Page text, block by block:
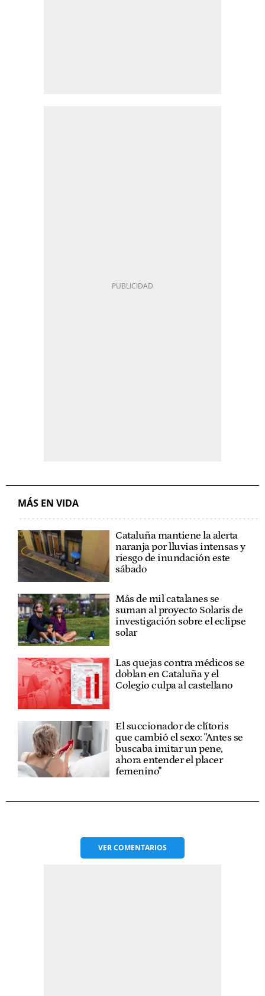
MÁS EN VIDA
Cataluña mantiene la alerta
naranja por lluvias intensas y
riesgo de inundación este
sábado
Más de mil catalanes se
suman al proyecto Solaris de
investigación sobre el eclipse
solar
Las quejas contra médicos se
doblan en Cataluña y el
Colegio culpa al castellano
El succionador de clítoris
que cambió el sexo: "Antes se
buscaba imitar un pene,
ahora entender el placer
femenino"
VERCOMENTARIOS